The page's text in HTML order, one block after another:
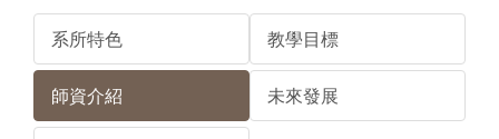
系所特色 教學目標
師資介紹 未來發展